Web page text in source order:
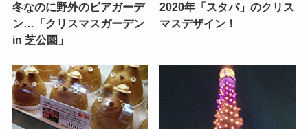
冬なのに野外のビアガーデ
ン…「クリスマスガーデン
in 芝公園」
2020年「スタバ」のクリス
マスデザイン！